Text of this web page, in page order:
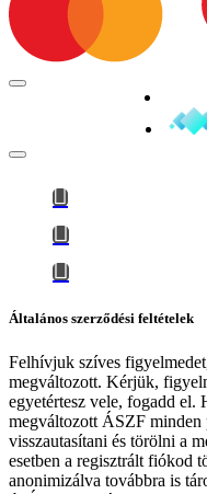
Általános szerződési feltételek
Felhívjuk szíves
megváltozott. Kérjük,
egyetértesz vele, fogadd el.
megváltozott ÁSZF minden
visszautasítani és törölni a
esetben a regisztrált fiókod
anonimizálva továbbra is